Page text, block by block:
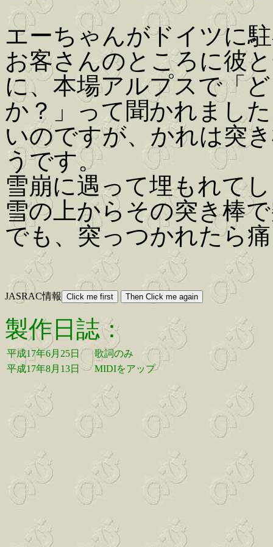
エーちゃんがドイツに
お客さんのところに彼
に、本場アルプスで「
か？」って聞かれまし
いのですが、かれは突
うです。
雪崩に遇って埋もれて
雪の上からその突き棒
でも、突っつかれたら
JASRAC情報
製作日誌：
平成17年6月25日
歌詞のみ
平成17年8月13日
MIDIをアップ